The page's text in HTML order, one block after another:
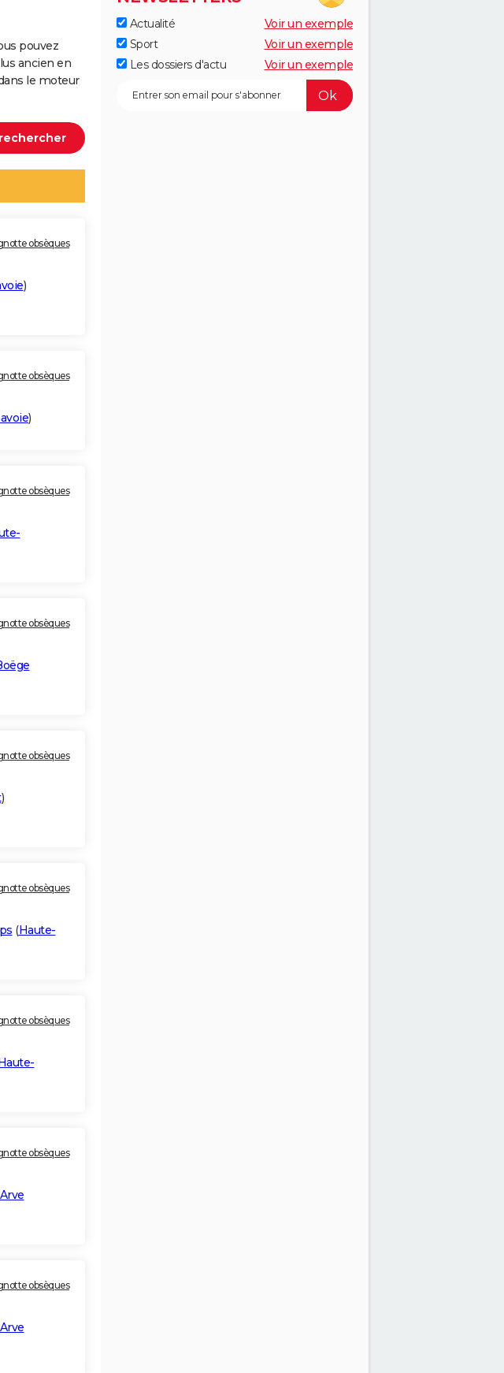
pouvez
ancien en
le moteur
obsèques
)
obsèques
)
obsèques
obsèques
obsèques
)
obsèques
(Haute-
obsèques
obsèques
obsèques
Actualité
Voir un exemple
Sport
Voir un exemple
Les dossiers d'actu
Voir un exemple